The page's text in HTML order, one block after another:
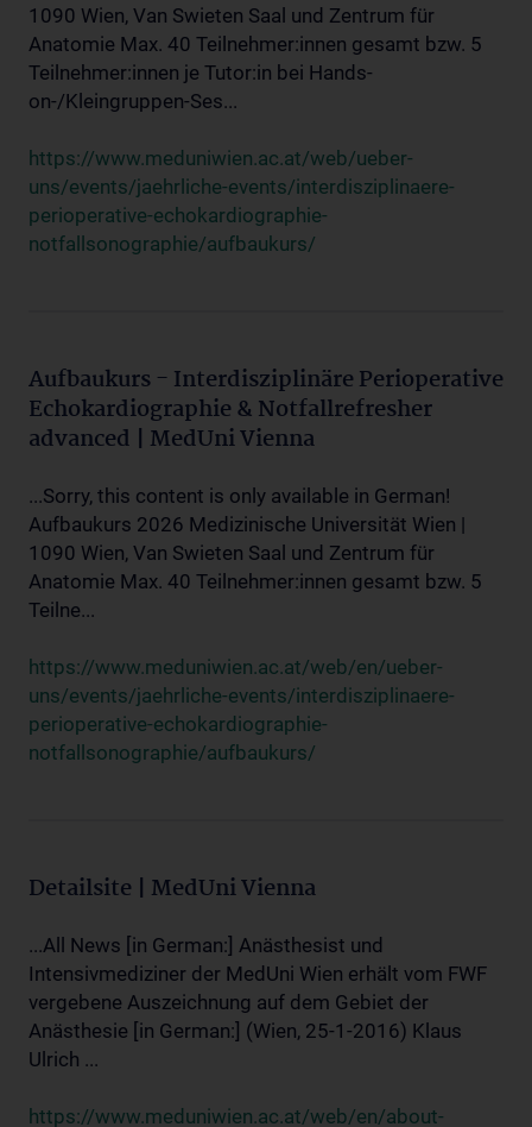
1090 Wien, Van Swieten Saal und Zentrum für
Anatomie Max. 40 Teilnehmer:innen gesamt bzw. 5
Teilnehmer:innen je Tutor:in bei Hands-
on-/Kleingruppen-Ses...
https://www.meduniwien.ac.at/web/ueber-
uns/events/jaehrliche-events/interdisziplinaere-
perioperative-echokardiographie-
notfallsonographie/aufbaukurs/
Aufbaukurs - Interdisziplinäre Perioperative
Echokardiographie & Notfallrefresher
advanced | MedUni Vienna
...Sorry, this content is only available in German!
Aufbaukurs 2026 Medizinische Universität Wien |
1090 Wien, Van Swieten Saal und Zentrum für
Anatomie Max. 40 Teilnehmer:innen gesamt bzw. 5
Teilne...
https://www.meduniwien.ac.at/web/en/ueber-
uns/events/jaehrliche-events/interdisziplinaere-
perioperative-echokardiographie-
notfallsonographie/aufbaukurs/
Detailsite | MedUni Vienna
...All News [in German:] Anästhesist und
Intensivmediziner der MedUni Wien erhält vom FWF
vergebene Auszeichnung auf dem Gebiet der
Anästhesie [in German:] (Wien, 25-1-2016) Klaus
Ulrich ...
https://www.meduniwien.ac.at/web/en/about-